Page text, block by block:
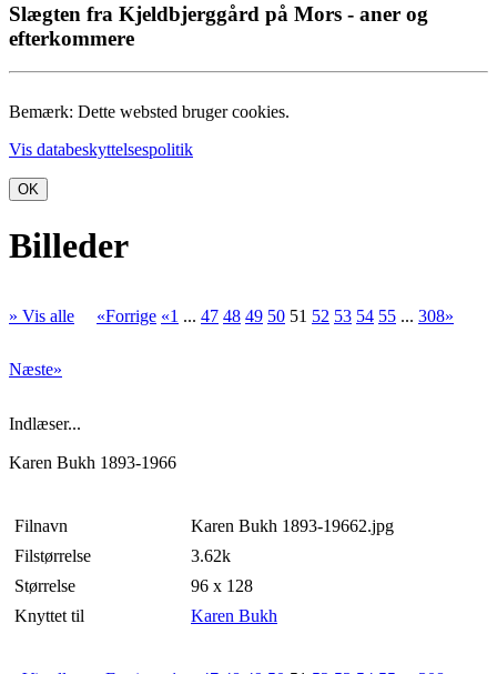
Slægten fra Kjeldbjerggård på Mors - aner og
efterkommere
Bemærk: Dette websted bruger cookies.
Vis databeskyttelsespolitik
OK
Billeder
» Vis alle «Forrige «1 ... 47 48 49 50 51 52 53 54 55 ... 308»
Næste»
Indlæser...
Karen Bukh 1893-1966
Filnavn
Karen Bukh 1893-19662.jpg
Filstørrelse
3.62k
Størrelse
96 x 128
Knyttet til
Karen Bukh